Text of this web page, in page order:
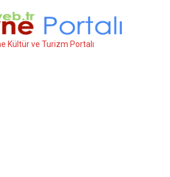
Kültür ve Turizm Portalı